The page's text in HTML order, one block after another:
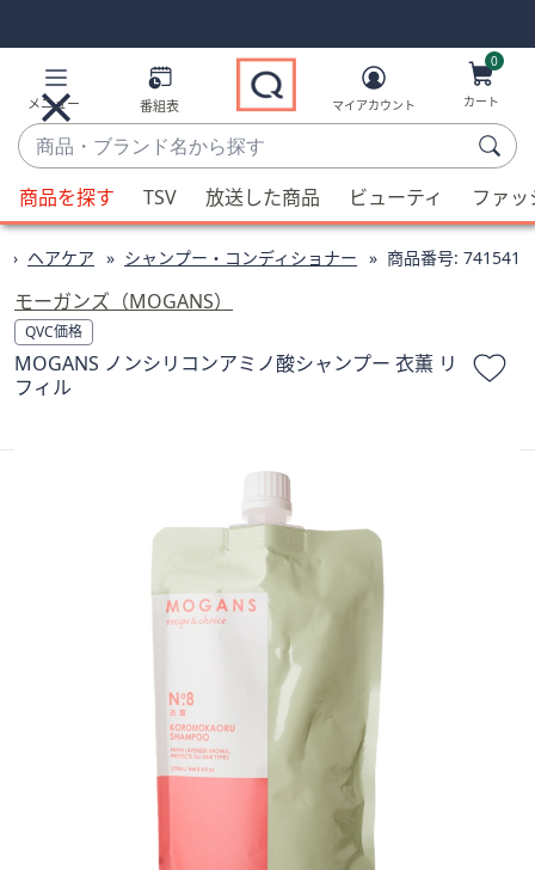
Links
Links2
メニュー 番組表
商
品・
ブ
ラ
ン
名
か
ら
探
候
補
利
用
可
能
な
マイアカウント
0
カート
商品を探す TSV 放送した商品 ビューティ ファ
ヘアケア シャンプー・コンディショナー 商品番号: 741541
モーガンズ（MOGANS）
QVC価格
MOGANS ノンシリコンアミノ酸シャンプー 衣薫 リ
フィル